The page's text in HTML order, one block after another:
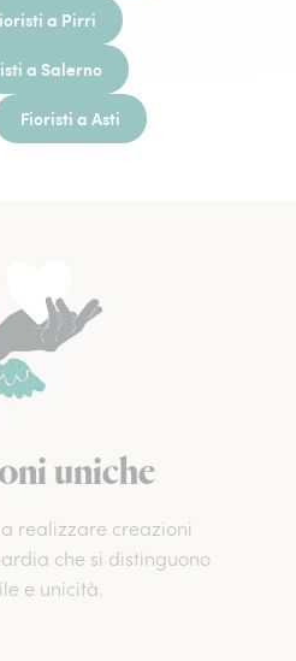
a Pirri
a Salerno
Fioristi a Asti
uniche
realizzare creazioni
che si distinguono
e unicità.